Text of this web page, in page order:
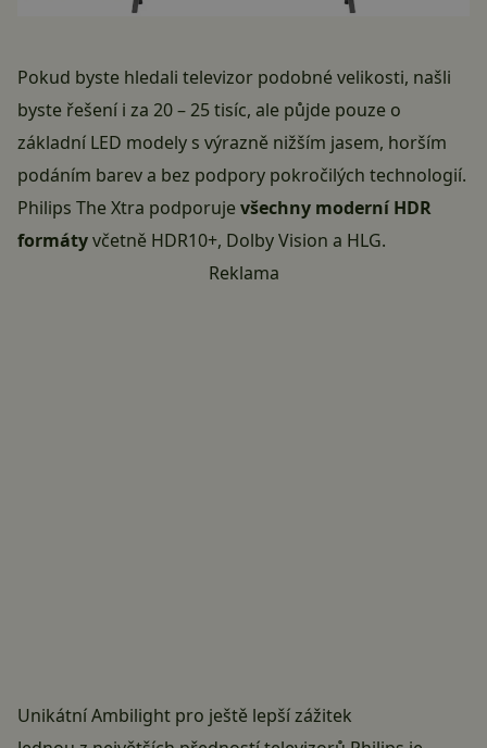
Pokud byste hledali televizor podobné velikosti, našli
byste řešení i za 20 – 25 tisíc, ale půjde pouze o
základní LED modely s výrazně nižším jasem, horším
podáním barev a bez podpory pokročilých technologií.
Philips The Xtra podporujevšechny moderní HDR
formátyvčetně HDR10+, Dolby Vision a HLG.
Reklama
Unikátní Ambilight pro ještě lepší zážitek